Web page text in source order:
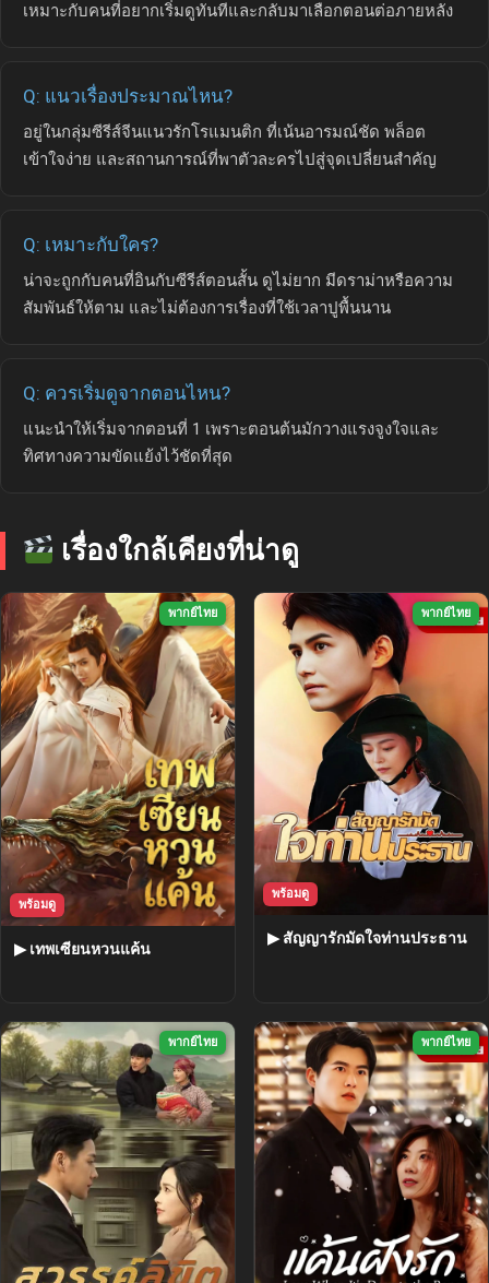
เหมาะกับคนที่อยากเริ่มดูทันทีและกลับมาเลือกตอนต่อภายหลัง
Q: แนวเรื่องประมาณไหน?
อยู่ในกลุ่มซีรีส์จีนแนวรักโรแมนติก ที่เน้นอารมณ์ชัด พล็อต
เข้าใจง่าย และสถานการณ์ที่พาตัวละครไปสู่จุดเปลี่ยนสำคัญ
Q: เหมาะกับใคร?
น่าจะถูกกับคนที่อินกับซีรีส์ตอนสั้น ดูไม่ยาก มีดราม่าหรือความ
สัมพันธ์ให้ตาม และไม่ต้องการเรื่องที่ใช้เวลาปูพื้นนาน
Q: ควรเริ่มดูจากตอนไหน?
แนะนำให้เริ่มจากตอนที่ 1 เพราะตอนต้นมักวางแรงจูงใจและ
ทิศทางความขัดแย้งไว้ชัดที่สุด
เรื่องใกล้เคียงที่น่าดู
พากย์ไทย
พร้อมดู
▶ เทพเซียนหวนแค้น
พากย์ไทย
พร้อมดู
▶ สัญญารักมัดใจท่านประธาน
พากย์ไทย พากย์ไทย